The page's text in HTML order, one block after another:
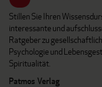
Stillen Sie Ihren
interessante und
Ratgeber zu
Psychologie und
Spiritualität.
Patmos Verlag